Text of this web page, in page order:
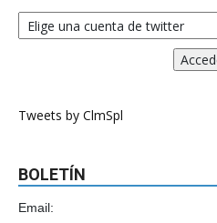
Tweets by ClmSpl
BOLETÍN
Email: